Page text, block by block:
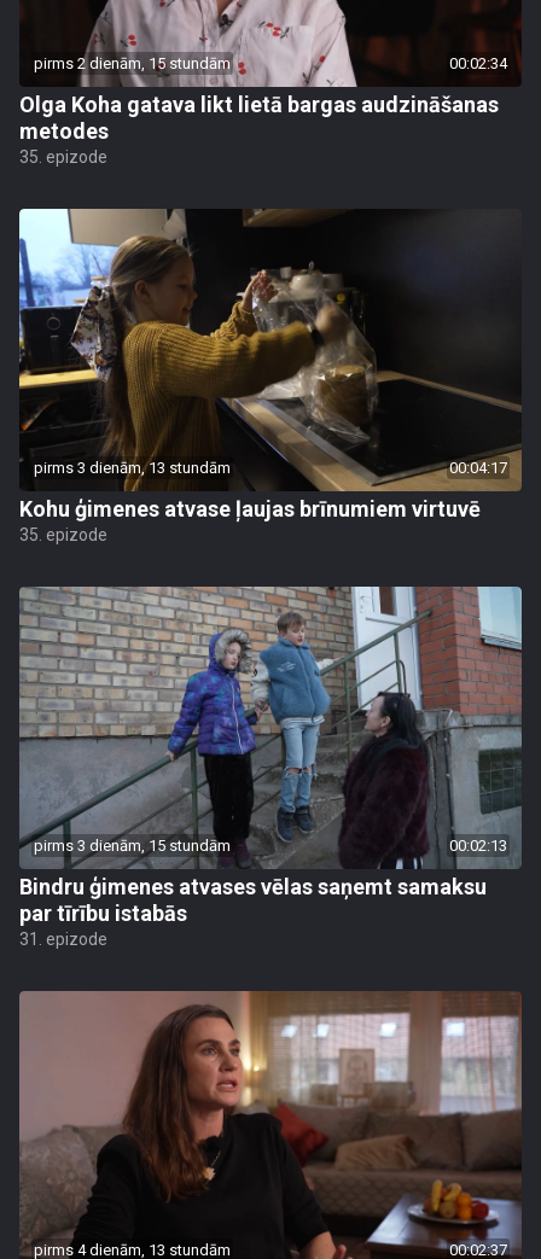
pirms 2 dienām, 15 stundām 00:02:34
Olga Koha gatava likt lietā bargas audzināšanas
metodes
35. epizode
pirms 3 dienām, 13 stundām 00:04:17
Kohu ģimenes atvase ļaujas brīnumiem virtuvē
35. epizode
pirms 3 dienām, 15 stundām 00:02:13
Bindru ģimenes atvases vēlas saņemt samaksu
par tīrību istabās
31. epizode
pirms 4 dienām, 13 stundām 00:02:37